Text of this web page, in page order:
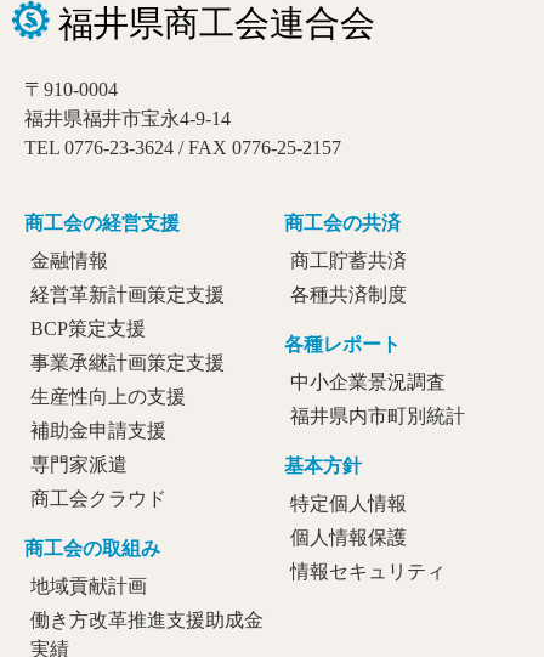
〒910-0004
福井県福井市宝永4-9-14
TEL 0776-23-3624 / FAX 0776-25-2157
商工会の経営支援
金融情報
経営革新計画策定支援
BCP策定支援
事業承継計画策定支援
生産性向上の支援
補助金申請支援
専門家派遣
商工会クラウド
商工会の取組み
地域貢献計画
働き方改革推進支援助成金
実績
商工会の共済
商工貯蓄共済
各種共済制度
各種レポート
中小企業景況調査
福井県内市町別統計
基本方針
特定個人情報
個人情報保護
情報セキュリティ